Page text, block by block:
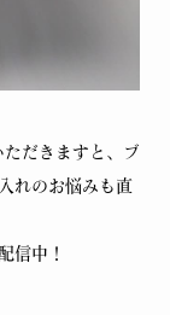
だきますと、ブ
れのお悩みも直
信中！